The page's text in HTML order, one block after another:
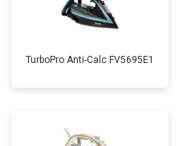
TurboPro Anti-Calc FV5695E1